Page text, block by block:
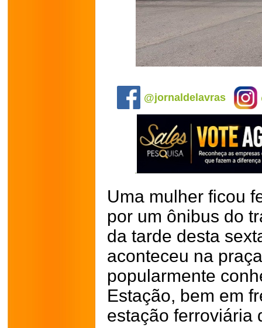
@jornaldelavras
Uma mulher ficou
por um ônibus do
da tarde desta
aconteceu na
popularmente
Estação, bem em
estação ferroviária